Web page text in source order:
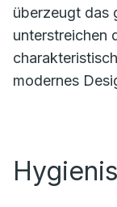
überzeugt das
unterstreichen
modernes